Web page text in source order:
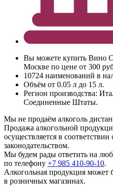
Вы можете купить Вино
Москве по цене от 300
10724 наименований в
Объём от 0.05 л до 15 л.
Регион производства:
Соединенные Штаты.
Мы не продаём алкоголь
Продажа алкогольной
осуществляется в
законодательством.
Мы будем рады ответить на
по телефону +7 985 410-90-10.
Алкогольная продукция может
в розничных магазинах.